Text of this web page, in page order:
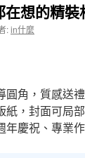
想的精裝
:in什麼
圓角，質感送
紙，封面可局
年慶祝、專業